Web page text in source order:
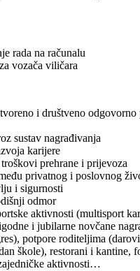
rada na računalu
vozača viličara
i društveno odgovorno
sustav nagrađivanja
karijere
prehrane i prijevoza
privatnog i poslovnog
i sigurnosti
odmor
aktivnosti (multisport
i jubilarne novčane
potpore roditeljima
škole), restorani i kantine,
aktivnosti…